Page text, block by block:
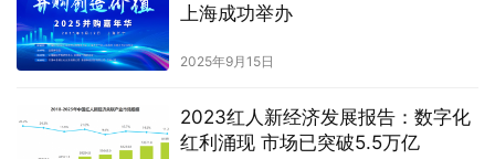
上海成功举办
2025年9月15日
2023红人新经济发展报告：数字化
红利涌现 市场已突破5.5万亿